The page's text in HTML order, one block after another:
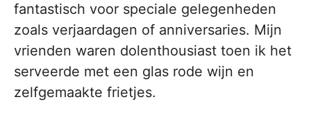
fantastisch voor speciale gelegenheden
zoals verjaardagen of anniversaries. Mijn
vrienden waren dolenthousiast toen ik het
serveerde met een glas rode wijn en
zelfgemaakte frietjes.